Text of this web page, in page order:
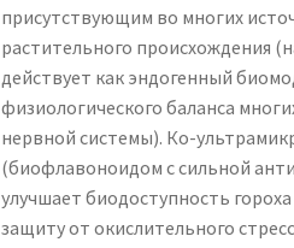
присутствующим во многих
растительного происхождения
действует как эндогенный
физиологического баланса
нервной системы). Ко-
(биофлавоноидом с сильной
улучшает биодоступность
защиту от окислительного